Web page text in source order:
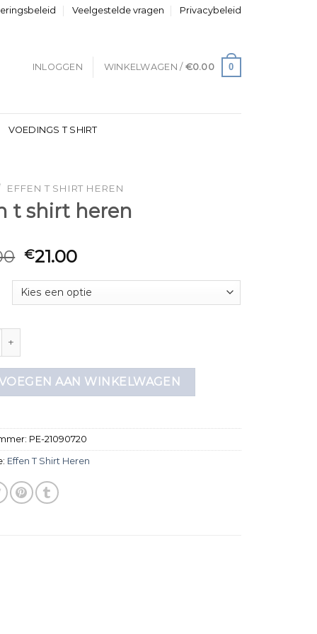
Veelgestelde vragen Privacybeleid
INLOGGEN WINKELWAGEN / €0.00 0
VOEDINGS T SHIRT
EFFEN T SHIRT HEREN
t shirt heren
€21.00
heren aantal
AAN WINKELWAGEN
PE-21090720
Effen T Shirt Heren